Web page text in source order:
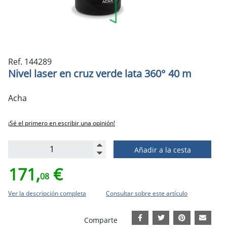
Ref. 144289
Nivel laser en cruz verde lata 360° 40 m
Acha
¡Sé el primero en escribir una opinión!
Añadir a la cesta
171,08 €
Ver la descripción completa Consultar sobre este artículo
Comparte